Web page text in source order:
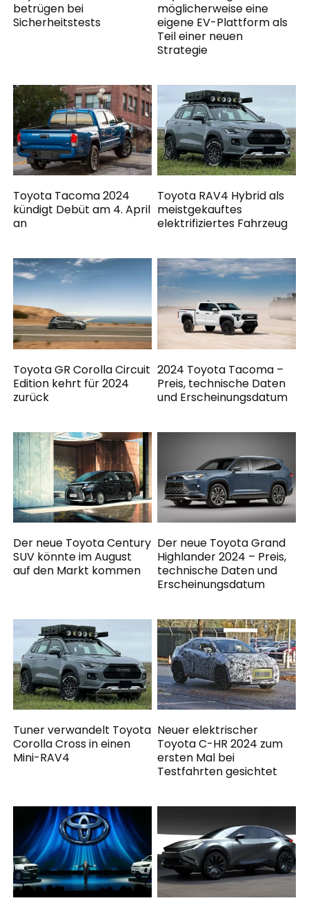
betrügen bei
Sicherheitstests
möglicherweise eine
eigene EV-Plattform als
Teil einer neuen
Strategie
Toyota Tacoma 2024
kündigt Debüt am 4. April
an
Toyota RAV4 Hybrid als
meistgekauftes
elektrifiziertes Fahrzeug
Toyota GR Corolla Circuit
Edition kehrt für 2024
zurück
2024 Toyota Tacoma –
Preis, technische Daten
und Erscheinungsdatum
Der neue Toyota Century
SUV könnte im August
auf den Markt kommen
Der neue Toyota Grand
Highlander 2024 – Preis,
technische Daten und
Erscheinungsdatum
Tuner verwandelt Toyota
Corolla Cross in einen
Mini-RAV4
Neuer elektrischer
Toyota C-HR 2024 zum
ersten Mal bei
Testfahrten gesichtet